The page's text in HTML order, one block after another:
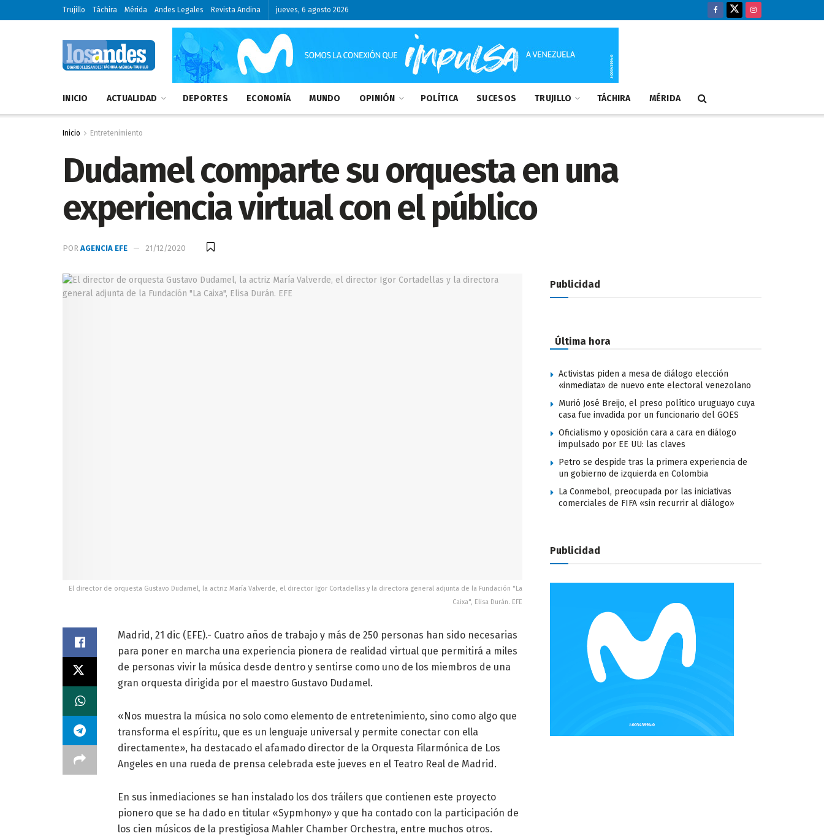
Trujillo Táchira Mérida Andes Legales Revista Andina jueves, 6 agosto 2026
INICIO ACTUALIDAD DEPORTES ECONOMÍA MUNDO OPINIÓN POLÍTICA SUCESOS TRUJILLO TÁCHIRA MÉRIDA
Inicio Entretenimiento
Dudamel comparte su orquesta en una
experiencia virtual con el público
POR AGENCIA EFE 21/12/2020
El director de orquesta Gustavo Dudamel, la actriz María Valverde, el director Igor Cortadellas y la directora general adjunta de la Fundación "La
Caixa", Elisa Durán. EFE
Madrid, 21 dic (EFE).- Cuatro años de trabajo y más de 250 personas han sido necesarias
para poner en marcha una experiencia pionera de realidad virtual que permitirá a miles
de personas vivir la música desde dentro y sentirse como uno de los miembros de una
gran orquesta dirigida por el maestro Gustavo Dudamel.
«Nos muestra la música no solo como elemento de entretenimiento, sino como algo que
transforma el espíritu, que es un lenguaje universal y permite conectar con ella
directamente», ha destacado el afamado director de la Orquesta Filarmónica de Los
Angeles en una rueda de prensa celebrada este jueves en el Teatro Real de Madrid.
En sus inmediaciones se han instalado los dos tráilers que contienen este proyecto
pionero que se ha dado en titular «Sypmhony» y que ha contado con la participación de
los cien músicos de la prestigiosa Mahler Chamber Orchestra, entre muchos otros.
Publicidad
Última hora
Activistas piden a mesa de diálogo elección
«inmediata» de nuevo ente electoral venezolano
Murió José Breijo, el preso político uruguayo cuya
casa fue invadida por un funcionario del GOES
Oficialismo y oposición cara a cara en diálogo
impulsado por EE UU: las claves
Petro se despide tras la primera experiencia de
un gobierno de izquierda en Colombia
La Conmebol, preocupada por las iniciativas
comerciales de FIFA «sin recurrir al diálogo»
Publicidad